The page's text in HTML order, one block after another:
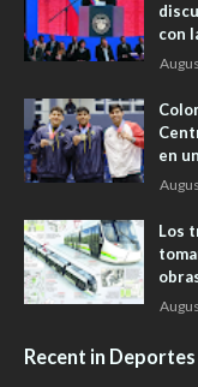
con
en
Los
Recent in Deportes